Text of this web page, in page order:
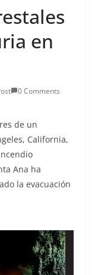
en
0 Comments
de un
California,
Ana ha
la evacuación